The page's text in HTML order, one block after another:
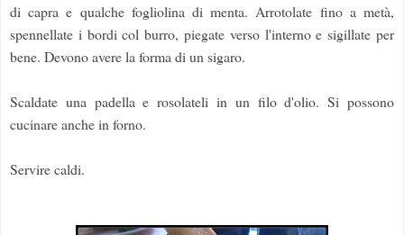
di capra e qualche fogliolina di menta. Arrotolate fino a metà,
spennellate i bordi col burro, piegate verso l'interno e sigillate per
bene. Devono avere la forma di un sigaro.
Scaldate una padella e rosolateli in un filo d'olio. Si possono
cucinare anche in forno.
Servire caldi.